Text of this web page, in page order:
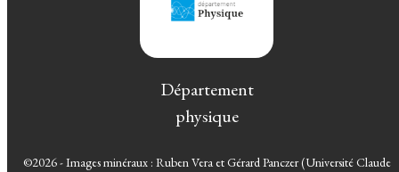
Département
physique
©2026 - Images minéraux : Ruben Vera et Gérard Panczer (Université Claude